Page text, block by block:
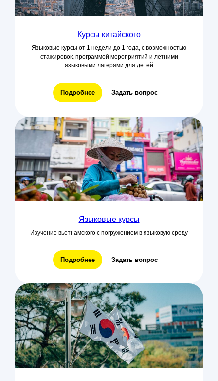
Курсы китайского
Языковые курсы от 1 недели до 1 года, с возможностью
стажировок, программой мероприятий и летними
языковыми лагерями для детей
Подробнее Задать вопрос
Языковые курсы
Изучение вьетнамского с погружением в языковую среду
Подробнее Задать вопрос